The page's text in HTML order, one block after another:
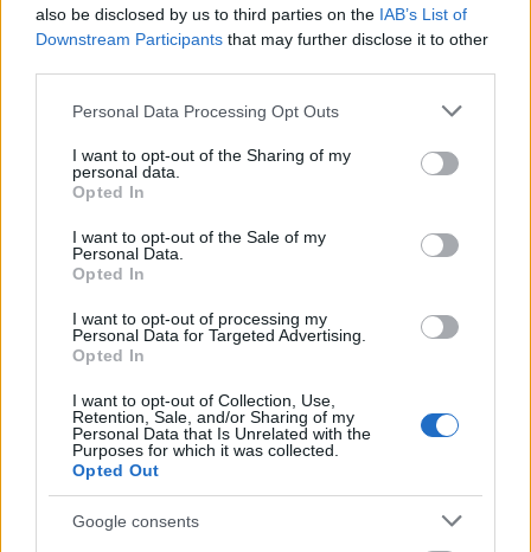
also be disclosed by us to third parties on the IAB’s List of
Downstream Participants that may further disclose it to other
Please note that this website/app uses one or more Google
not limited to your visit or usage behaviour. You may click to
grant or deny consent to Google and its third-party tags to
use your data for below specified purposes in below Google
consent section.
Personal Data Processing Opt Outs
I want to opt-out of the Sharing of my
personal data.
Opted In
I want to opt-out of the Sale of my
Personal Data.
Opted In
I want to opt-out of processing my
Personal Data for Targeted Advertising.
Opted In
I want to opt-out of Collection, Use,
Retention, Sale, and/or Sharing of my
Personal Data that Is Unrelated with the
Purposes for which it was collected.
Opted Out
Google consents
MAGYAR ÉPÍTŐK
útfelújítás Pestszentlőrinc